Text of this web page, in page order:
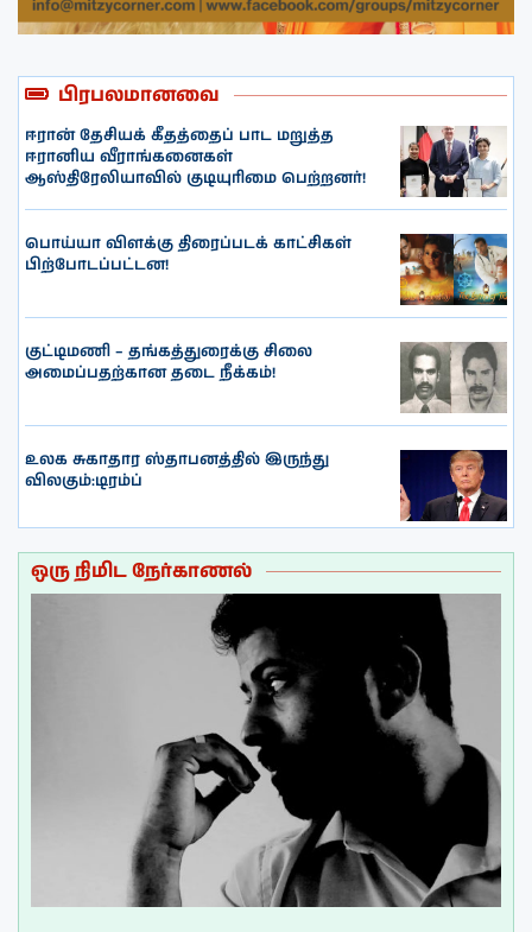
பிரபலமானவை
ஈரான் தேசியக் கீதத்தைப் பாட மறுத்த
ஈரானிய வீராங்கனைகள்
ஆஸ்திரேலியாவில் குடியுரிமை பெற்றனர்!
பொய்யா விளக்கு திரைப்படக் காட்சிகள்
பிற்போடப்பட்டன!
குட்டிமணி – தங்கத்துரைக்கு சிலை
அமைப்பதற்கான தடை நீக்கம்!
உலக சுகாதார ஸ்தாபனத்தில் இருந்து
விலகும்:டிரம்ப்
ஒரு நிமிட நேர்காணல்